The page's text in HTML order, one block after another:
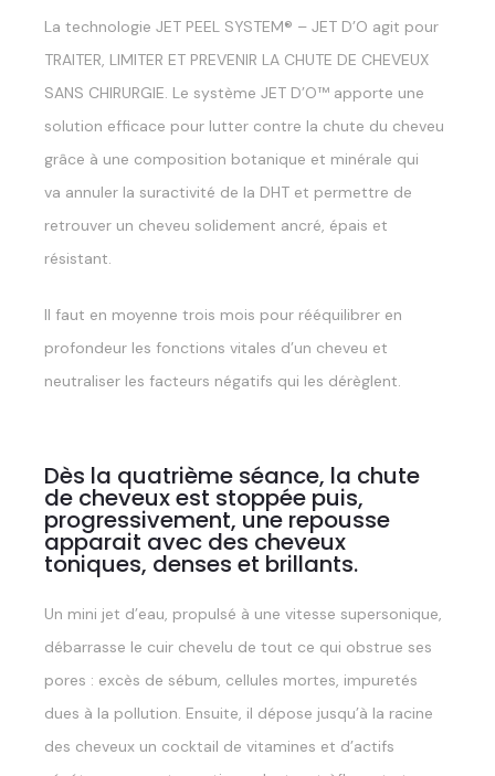
La technologie JET PEEL SYSTEM® – JET D’O agit pour
TRAITER, LIMITER ET PREVENIR LA CHUTE DE CHEVEUX
SANS CHIRURGIE. Le système JET D’O™ apporte une
solution efficace pour lutter contre la chute du cheveu
grâce à une composition botanique et minérale qui
va annuler la suractivité de la DHT et permettre de
retrouver un cheveu solidement ancré, épais et
résistant.
Il faut en moyenne trois mois pour rééquilibrer en
profondeur les fonctions vitales d’un cheveu et
neutraliser les facteurs négatifs qui les dérèglent.
Dès la quatrième séance, la chute
de cheveux est stoppée puis,
progressivement, une repousse
apparait avec des cheveux
toniques, denses et brillants.
Un mini jet d’eau, propulsé à une vitesse supersonique,
débarrasse le cuir chevelu de tout ce qui obstrue ses
pores : excès de sébum, cellules mortes, impuretés
dues à la pollution. Ensuite, il dépose jusqu’à la racine
des cheveux un cocktail de vitamines et d’actifs